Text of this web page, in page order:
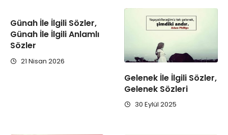
Günah İle İlgili Sözler,
Günah İle İlgili Anlamlı
Sözler
21 Nisan 2026
Gelenek İle İlgili Sözler,
Gelenek Sözleri
30 Eylül 2025